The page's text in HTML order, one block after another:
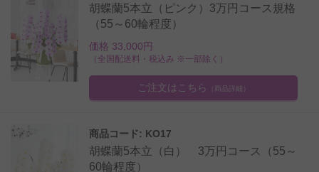
胡蝶蘭5本立（ピンク）3万円コース規格
（55～60輪程度）
価格 33,000円
（全国配送料・税込み ※一部除く）
ご注文はこちら （商品詳細）
商品コード: KO17
胡蝶蘭5本立（白） 3万円コース（55～
60輪程度）